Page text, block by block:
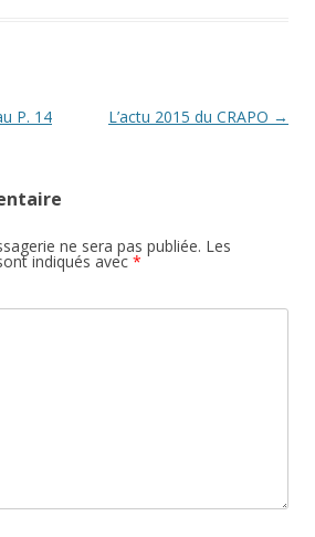
P. 14 L’actu 2015 du CRAPO →
ne sera pas publiée. Les
indiqués avec *